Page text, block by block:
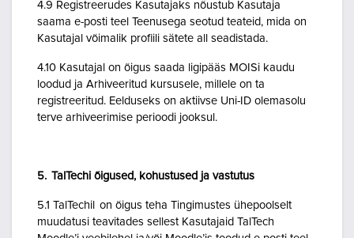
4.9 Registreerudes Kasutajaks nõustub Kasutaja
saama e-posti teel Teenusega seotud teateid, mida on
Kasutajal võimalik profiili sätete all seadistada.
4.10 Kasutajal on õigus saada ligipääs MOISi kaudu
loodud ja Arhiveeritud kursusele, millele on ta
registreeritud. Eelduseks on aktiivse Uni-ID olemasolu
terve arhiveerimise perioodi jooksul.
5. TalTechi õigused, kohustused ja vastutus
5.1 TalTechil on õigus teha Tingimustes ühepoolselt
muudatusi teavitades sellest Kasutajaid TalTech